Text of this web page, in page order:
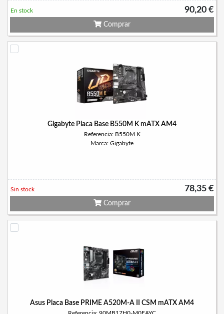
90,20 €
En stock
Comprar
Gigabyte Placa Base B550M K mATX AM4
Referencia: B550M K
Marca: Gigabyte
78,35 €
Sin stock
Comprar
Asus Placa Base PRIME A520M-A II CSM mATX AM4